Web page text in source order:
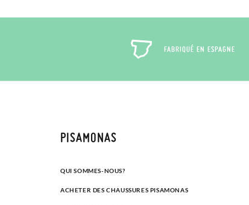
FABRIQUÉ EN ESPAGNE
PISAMONAS
QUI SOMMES-NOUS?
ACHETER DES CHAUSSURES PISAMONAS